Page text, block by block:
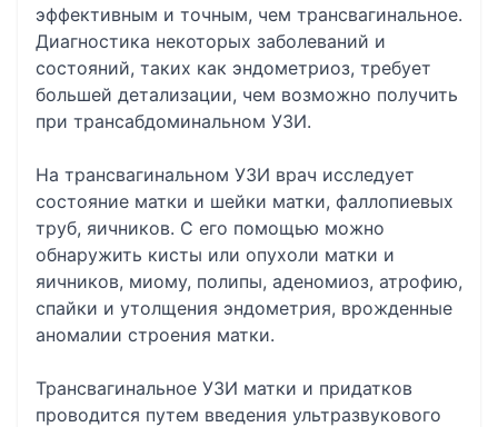
эффективным и точным, чем трансвагинальное.
Диагностика некоторых заболеваний и
состояний, таких как эндометриоз, требует
большей детализации, чем возможно получить
при трансабдоминальном УЗИ.
На трансвагинальном УЗИ врач исследует
состояние матки и шейки матки, фаллопиевых
труб, яичников. С его помощью можно
обнаружить кисты или опухоли матки и
яичников, миому, полипы, аденомиоз, атрофию,
спайки и утолщения эндометрия, врожденные
аномалии строения матки.
Трансвагинальное УЗИ матки и придатков
проводится путем введения ультразвукового